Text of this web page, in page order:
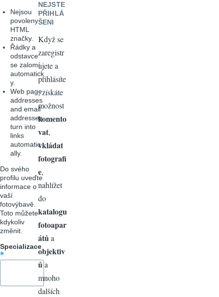
Nejsou
povoleny
HTML
značky.
Řádky a
odstavce
se zalomí
automatick
y.
Web page
addresses
and email
addresses
turn into
links
automatic
ally.
Do svého
profilu uveďte
informace o
vaší
fotovýbavě.
Toto můžete
kdykoliv
změnit.
Specializace
NEJSTE
PŘIHLÁ
ŠENI
Když se
zaregistr
ujete a
přihlásíte
, získáte
možnost
komento
vat,
vkládat
fotografi
e,
nahlížet
do
katalogu
fotoapar
átů a
objektiv
ůa
mnoho
dalších